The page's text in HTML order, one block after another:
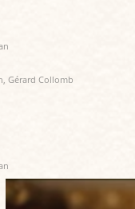
Gérard Collomb